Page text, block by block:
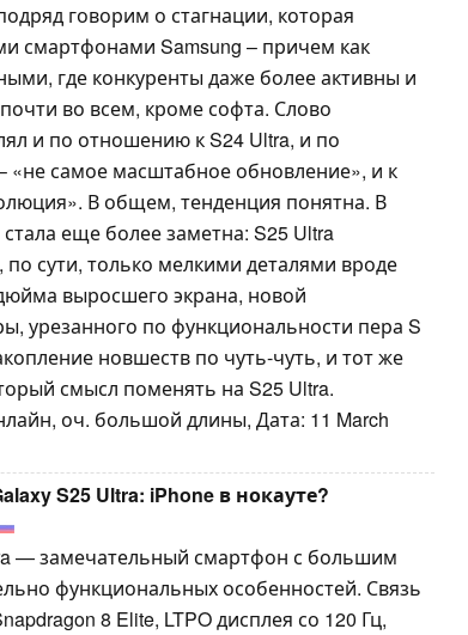
говорим о стагнации, которая
смартфонами Samsung – причем как
где конкуренты даже более активны и
во всем, кроме софта. Слово
и по отношению к S24 Ultra, и по
«не самое масштабное обновление», и к
В общем, тенденция понятна. В
еще более заметна: S25 Ultra
по сути, только мелкими деталями вроде
выросшего экрана, новой
урезанного по функциональности пера S
новшеств по чуть-чуть, и тот же
смысл поменять на S25 Ultra.
оч. большой длины, Дата: 11 March
S25 Ultra: iPhone в нокауте?
— замечательный смартфон с большим
функциональных особенностей. Связь
8 Elite, LTPO дисплея со 120 Гц,